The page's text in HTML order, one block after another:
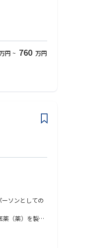
円 ~ 760 万円
ソンとしての
（薬）を製造
す。